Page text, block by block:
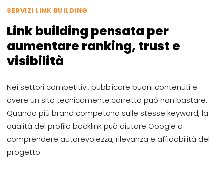
SERVIZI LINK BUILDING
Link building pensata per
aumentare ranking, trust e
visibilità
Nei settori competitivi, pubblicare buoni contenuti e
avere un sito tecnicamente corretto può non bastare.
Quando più brand competono sulle stesse keyword, la
qualità del profilo backlink può aiutare Google a
comprendere autorevolezza, rilevanza e affidabilità del
progetto.